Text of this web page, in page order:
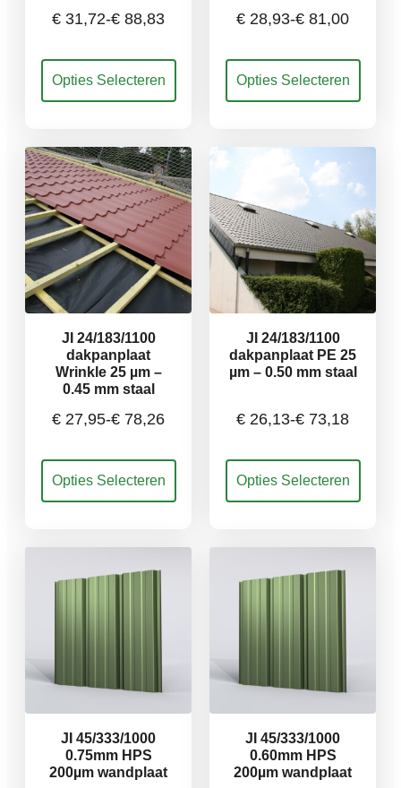
€ 31,72-€ 88,83
€ 31,72
€ 88,83
Opties Selecteren
Dit
product
heeft
variaties.
Deze
optie
kan
gekozen
worden
de
productpagina
€ 28,93-€ 81,00
€ 28,93
€ 81,00
Opties Selecteren
Dit
product
heeft
variaties.
kan
gekozen
worden
op
productpagina
JI 24/183/1100
dakpanplaat
Wrinkle 25 µm –
0.45 mm staal
€ 27,95-€ 78,26
€ 27,95
€ 78,26
Opties Selecteren
Dit
product
heeft
optie
op
de
JI 24/183/1100
dakpanplaat PE 25
µm – 0.50 mm staal
€ 26,13-€ 73,18
€ 26,13
€ 73,18
Opties Selecteren
Dit
product
heeft
optie
op
de
JI 45/333/1000
0.75mm HPS
200µm wandplaat
JI 45/333/1000
0.60mm HPS
200µm wandplaat